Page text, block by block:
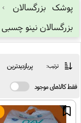
پوشک بزرگسالان
بزرگسالان نینو چسبی
ترتیب: پربازدیدترین
فقط کالاهای موجود